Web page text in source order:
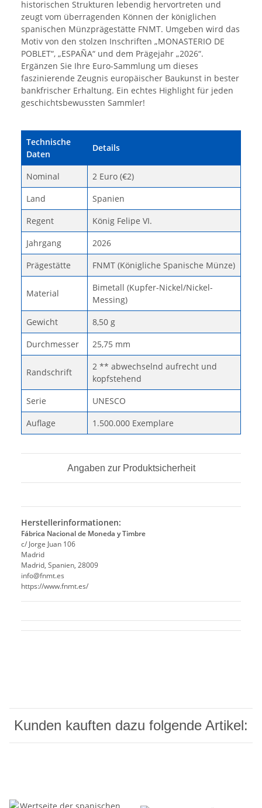
historischen Strukturen lebendig hervortreten und
zeugt vom überragenden Können der königlichen
spanischen Münzprägestätte FNMT. Umgeben wird das
Motiv von den stolzen Inschriften „MONASTERIO DE
POBLET“, „ESPAÑA“ und dem Prägejahr „2026“.
Ergänzen Sie Ihre Euro-Sammlung um dieses
faszinierende Zeugnis europäischer Baukunst in bester
bankfrischer Erhaltung. Ein echtes Highlight für jeden
geschichtsbewussten Sammler!
Technische
Daten
Details
Nominal
2 Euro (€2)
Land
Spanien
Regent
König Felipe VI.
Jahrgang
2026
Prägestätte
FNMT (Königliche Spanische Münze)
Material
Bimetall (Kupfer-Nickel/Nickel-
Messing)
Gewicht
8,50 g
Durchmesser
25,75 mm
Randschrift
2 ** abwechselnd aufrecht und
kopfstehend
Serie
UNESCO
Auflage
1.500.000 Exemplare
Angaben zur Produktsicherheit
Herstellerinformationen:
Fábrica Nacional de Moneda y Timbre
c/ Jorge Juan 106
Madrid
Madrid, Spanien, 28009
info@fnmt.es
https://www.fnmt.es/
Kunden kauften dazu folgende Artikel: